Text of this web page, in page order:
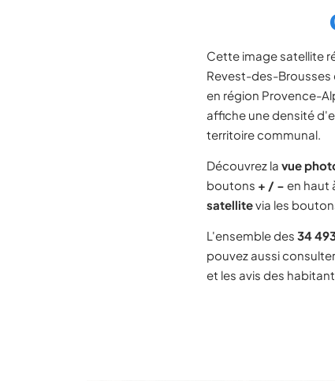
Cette image satellite
Revest-des-Brousses
en région Provence-
affiche une densité
territoire communal.
Découvrez la vue
boutons + / − en haut
satellitevia les
L'ensemble des 34
pouvez aussi
et les avis des